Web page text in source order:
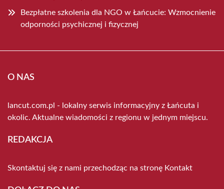
Bezpłatne szkolenia dla NGO w Łańcucie: Wzmocnienie
odporności psychicznej i fizycznej
O NAS
lancut.com.pl - lokalny serwis informacyjny z Łańcuta i
okolic. Aktualne wiadomości z regionu w jednym miejscu.
REDAKCJA
Skontaktuj się z nami przechodząc na stronę Kontakt